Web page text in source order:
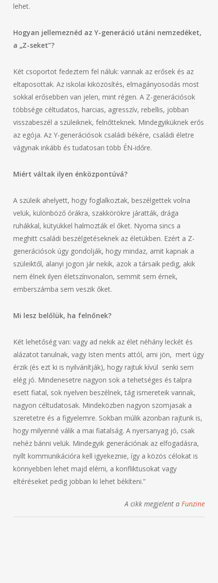
lehet.
Hogyan jellemeznéd az Y-generáció utáni nemzedéket,
a „Z-seket”?
Két csoportot fedeztem fel náluk: vannak az erősek és az
eltaposottak. Az iskolai kiközösítés, elmagányosodás most
sokkal erősebben van jelen, mint régen. A Z-generációsok
többsége céltudatos, harcias, agresszív, rebellis, jobban
visszabeszél a szüleiknek, felnőtteknek. Mindegyiküknek erős
az egója. Az Y-generációsok családi békére, családi életre
vágynak inkább és tudatosan több ÉN-időre.
Miért váltak ilyen énközpontúvá?
A szüleik ahelyett, hogy foglalkoztak, beszélgettek volna
velük, különböző órákra, szakkörökre járatták, drága
ruhákkal, kütyükkel halmozták el őket. Nyoma sincs a
meghitt családi beszélgetéseknek az életükben. Ezért a Z-
generációsok úgy gondolják, hogy mindaz, amit kapnak a
szüleiktől, alanyi jogon jár nekik, azok a társaik pedig, akik
nem élnek ilyen életszínvonalon, semmit sem érnek,
emberszámba sem veszik őket.
Mi lesz belőlük, ha felnőnek?
Két lehetőség van: vagy ad nekik az élet néhány leckét és
alázatot tanulnak, vagy Isten ments attól, ami jön, mert úgy
érzik (és ezt ki is nyilvánítják), hogy rajtuk kívül senki sem
elég jó. Mindenesetre nagyon sok a tehetséges és talpra
esett fiatal, sok nyelven beszélnek, tág ismereteik vannak,
nagyon céltudatosak. Mindeközben nagyon szomjasak a
szeretetre és a figyelemre. Sokban múlik azonban rajtunk is,
hogy milyenné válik a mai fiatalság. A nyersanyag jó, csak
nehéz bánni velük. Mindegyik generációnak az elfogadásra,
nyílt kommunikációra kell igyekeznie, így a közös célokat is
könnyebben lehet majd elérni, a konfliktusokat vagy
eltéréseket pedig jobban ki lehet békíteni.”
A cikk megjelent aFunzine